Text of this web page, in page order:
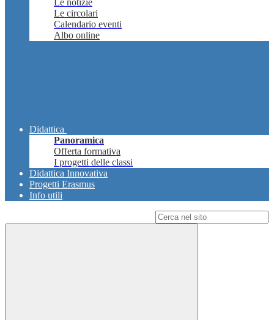
Le notizie
Le circolari
Calendario eventi
Albo online
Didattica
Panoramica
Offerta formativa
I progetti delle classi
Didattica Innovativa
Progetti Erasmus
Info utili